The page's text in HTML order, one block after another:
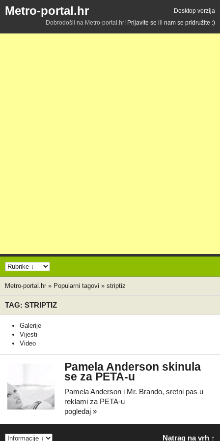
Metro-portal.hr
Desktop verzija
Dobrodošli na Metro-portal.hr! Prijavite se ili nam se pridružite :)
Metro-portal.hr » Popularni tagovi » striptiz
TAG: STRIPTIZ
Galerije
Vijesti
Video
Pamela Anderson skinula
se za PETA-u
Pamela Anderson i Mr. Brando, sretni pas u
reklami za PETA-u
pogledaj »
Natrag na vrh ↑